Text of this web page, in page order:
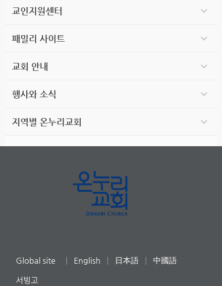
교인지원센터
패밀리 사이트
교회 안내
행사와 소식
지역별 온누리교회
Global site English 日本語 中國語
서빙고